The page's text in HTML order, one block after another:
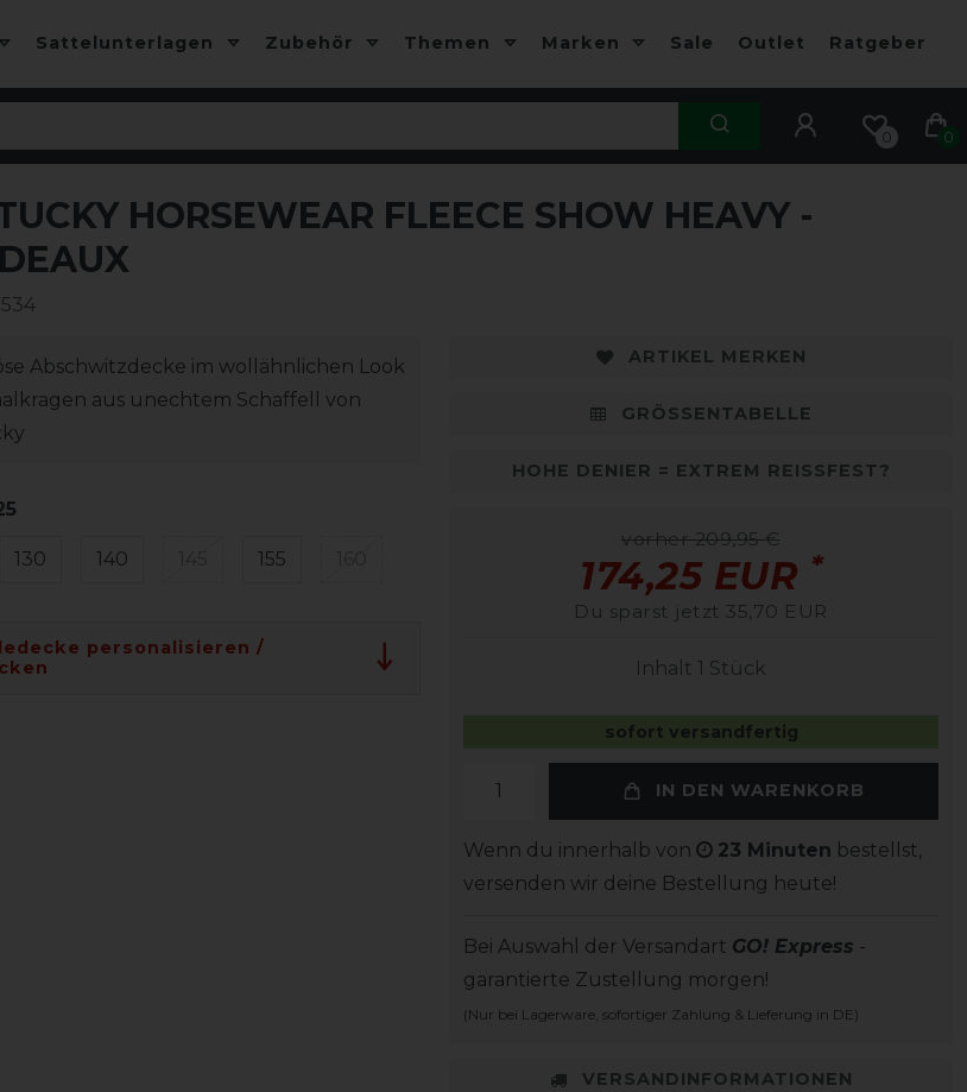
Sattelunterlagen Zubehör Themen Marken Sale Outlet Ratgeber
0 0
HORSEWEAR FLEECE SHOW HEAVY -
Abschwitzdecke im wollähnlichen Look
aus unechtem Schaffell von
130 140 155
personalisieren /
ARTIKEL MERKEN
GRÖSSENTABELLE
HOHE DENIER = EXTREM REISSFEST?
vorher 209,95 €
174,25 EUR *
Du sparst jetzt 35,70 EUR
Inhalt 1 Stück
sofort versandfertig
IN DEN WARENKORB
Wenn du innerhalb von 23 Minuten bestellst,
versenden wir deine Bestellung heute!
Bei Auswahl der Versandart GO! Express -
garantierte Zustellung morgen!
(Nur bei Lagerware, sofortiger Zahlung & Lieferung in DE)
VERSANDINFORMATIONEN